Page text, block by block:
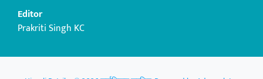
Editor
Prakriti Singh KC